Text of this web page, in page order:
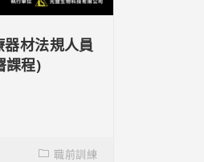
材法規人員
課程)
職前訓練